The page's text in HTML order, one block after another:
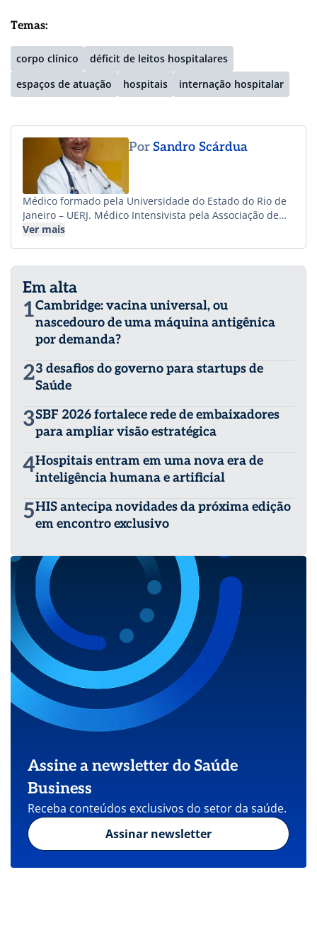
Temas:
corpo clínico
déficit de leitos hospitalares
espaços de atuação
hospitais internação hospitalar
PorSandro Scárdua
Médico formado pela Universidade do Estado do Rio de
Janeiro – UERJ. Médico Intensivista pela Associação de
Medicina Intensiva do Brasil – AMIB. Especialista em
Especialista em Administração Hospitalar e Gestão de
Unidades de Saúde pela Escola de Administração da
Universidade Federal da Bahia – UFBA. Especialista em
Economia da Saúde pela Universidade Federal de
Goiás/Ministério da Saúde. Responsável Técnico das
Regional Leopoldo Bevilácqua – HRLB, da Secretaria
Estadual da Saúde do Estado de São Paulo, gerido pelo
Governança Clínica e Gestão do Corpo Clínico.
Ver mais
Em alta
1Cambridge: vacina universal, ou
nascedouro de uma máquina antigênica
por demanda?
23 desafios do governo para startups de
Saúde
3SBF 2026 fortalece rede de embaixadores
para ampliar visão estratégica
4Hospitais entram em uma nova era de
inteligência humana e artificial
5HIS antecipa novidades da próxima edição
em encontro exclusivo
Assine a newsletter do Saúde
Business
Receba conteúdos exclusivos do setor da saúde.
Assinar newsletter